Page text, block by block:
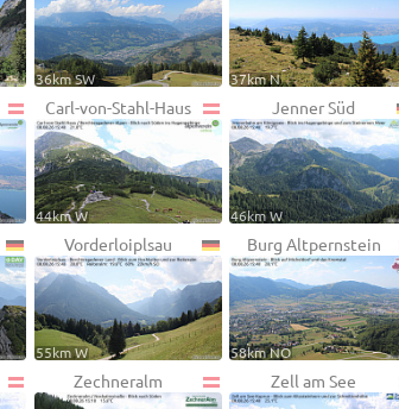
36km SW 37km N
Carl-von-Stahl-Haus
44km W
Jenner Süd
46km W
Vorderloiplsau
55km W
Burg Altpernstein
58km NO
Zechneralm Zell am See